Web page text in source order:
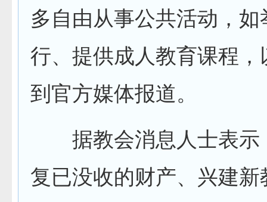
多自由从事公共活动，如
行、提供成人教育课程，
到官方媒体报道。
据教会消息人士表示
复已没收的财产、兴建新